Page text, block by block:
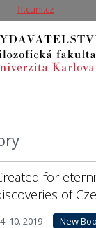
for
of
10. 2019
New
ff.cuni.cz